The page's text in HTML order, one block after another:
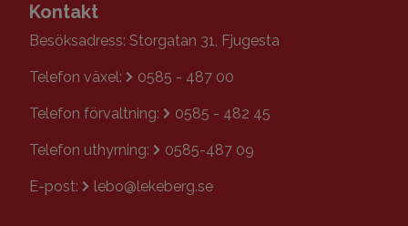
Kontakt
Besöksadress: Storgatan 31, Fjugesta
Telefon växel: 0585 - 487 00
Telefon förvaltning: 0585 - 482 45
Telefon uthyrning: 0585-487 09
E-post: lebo@lekeberg.se